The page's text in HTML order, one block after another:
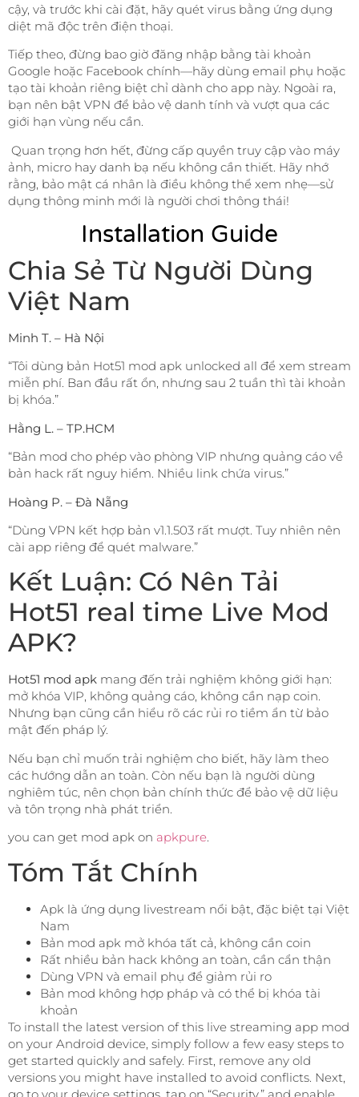
cậy, và trước khi cài đặt, hãy quét virus bằng ứng dụng
diệt mã độc trên điện thoại.
Tiếp theo, đừng bao giờ đăng nhập bằng tài khoản
Google hoặc Facebook chính—hãy dùng email phụ hoặc
tạo tài khoản riêng biệt chỉ dành cho app này. Ngoài ra,
bạn nên bật VPN để bảo vệ danh tính và vượt qua các
giới hạn vùng nếu cần.
Quan trọng hơn hết, đừng cấp quyền truy cập vào máy
ảnh, micro hay danh bạ nếu không cần thiết. Hãy nhớ
rằng, bảo mật cá nhân là điều không thể xem nhẹ—sử
dụng thông minh mới là người chơi thông thái!
Installation Guide
Chia Sẻ Từ Người Dùng
Việt Nam
Minh T. – Hà Nội
“Tôi dùng bản Hot51 mod apk unlocked all để xem stream
miễn phí. Ban đầu rất ổn, nhưng sau 2 tuần thì tài khoản
bị khóa.”
Hằng L. – TP.HCM
“Bản mod cho phép vào phòng VIP nhưng quảng cáo về
bản hack rất nguy hiểm. Nhiều link chứa virus.”
Hoàng P. – Đà Nẵng
“Dùng VPN kết hợp bản v1.1.503 rất mượt. Tuy nhiên nên
cài app riêng để quét malware.”
Kết Luận: Có Nên Tải
Hot51 real time Live Mod
APK?
Hot51 mod apk mang đến trải nghiệm không giới hạn:
mở khóa VIP, không quảng cáo, không cần nạp coin.
Nhưng bạn cũng cần hiểu rõ các rủi ro tiềm ẩn từ bảo
mật đến pháp lý.
Nếu bạn chỉ muốn trải nghiệm cho biết, hãy làm theo
các hướng dẫn an toàn. Còn nếu bạn là người dùng
nghiêm túc, nên chọn bản chính thức để bảo vệ dữ liệu
và tôn trọng nhà phát triển.
you can get mod apk on apkpure.
Tóm Tắt Chính
Apk là ứng dụng livestream nổi bật, đặc biệt tại Việt
Nam
Bản mod apk mở khóa tất cả, không cần coin
Rất nhiều bản hack không an toàn, cần cẩn thận
Dùng VPN và email phụ để giảm rủi ro
Bản mod không hợp pháp và có thể bị khóa tài
khoản
To install the latest version of this live streaming app mod
on your Android device, simply follow a few easy steps to
get started quickly and safely. First, remove any old
versions you might have installed to avoid conflicts. Next,
go to your device settings, tap on “Security,” and enable